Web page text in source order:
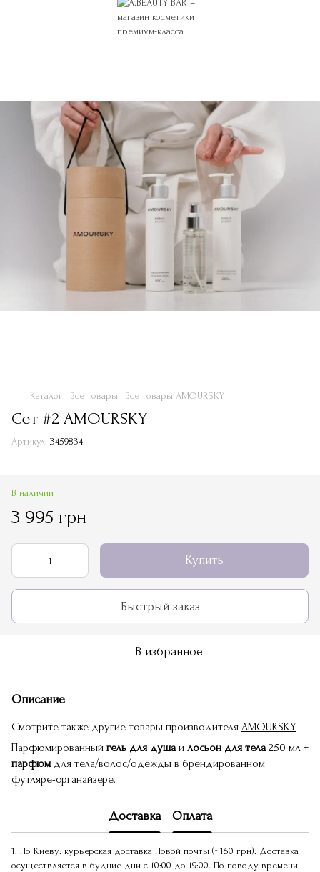
Каталог Все товары Все товары AMOURSKY
Сет #2 AMOURSKY
Артикул: 3459834
В наличии
3 995 грн
Купить
Быстрый заказ
В избранное
Описание
Смотрите также другие товары производителя AMOURSKY
Парфюмированный гель для душаи лосьон для тела250 мл +
парфюм для тела/волос/одежды в брендированном
футляре-органайзере.
Доставка Оплата
1. По Киеву: курьерская доставка Новой почты (~150 грн). Доставка
осуществляется в будние дни с 10:00 до 19:00. По поводу времени